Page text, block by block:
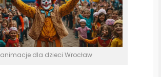
animacje dla dzieci Wrocław